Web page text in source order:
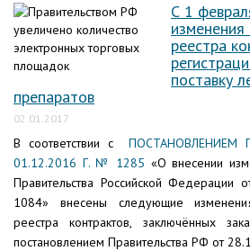
С 1
реестра
поставку
препаратов
02.01.2017
В соответствии сПОСТАНОВЛЕНИЕМ
01.12.2016 Г. № 1285 «О внесении
Правительства Российской
1084» внесены следующие
реестра контрактов, заключённых
постановлением Правительства РФ от